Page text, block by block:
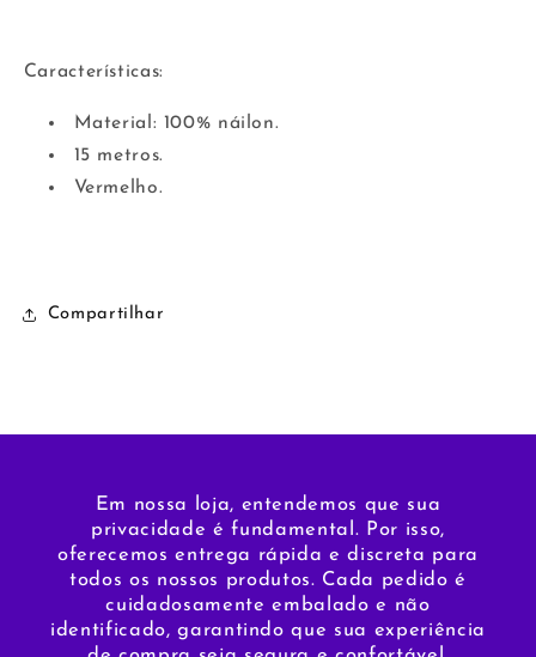
Características:
Material: 100% náilon.
15 metros.
Vermelho.
Compartilhar
Em nossa loja, entendemos que sua
privacidade é fundamental. Por isso,
oferecemos entrega rápida e discreta para
todos os nossos produtos. Cada pedido é
cuidadosamente embalado e não
identificado, garantindo que sua experiência